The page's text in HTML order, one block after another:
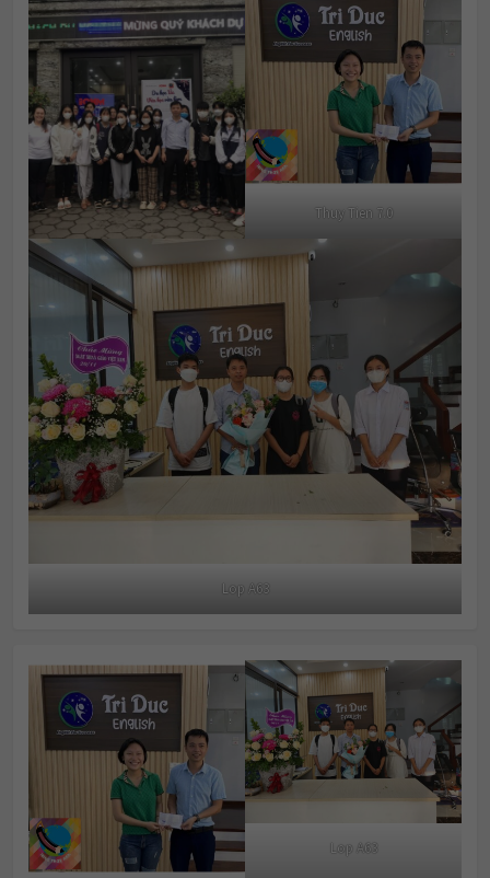
Thuy Tien 7.0
Lop A63
Lop A63